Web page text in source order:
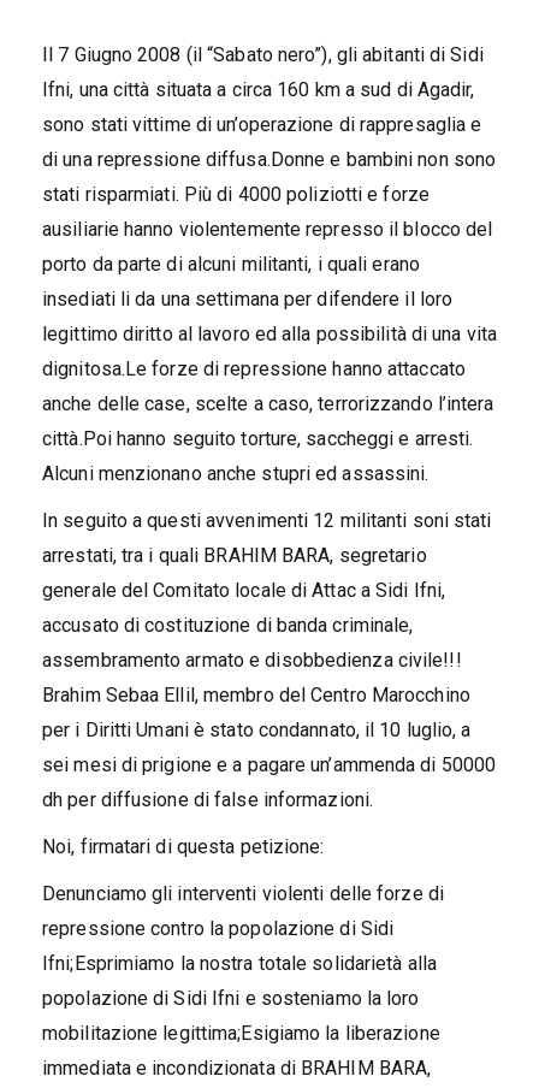
Il 7 Giugno 2008 (il “Sabato nero”), gli abitanti di Sidi
Ifni, una città situata a circa 160 km a sud di Agadir,
sono stati vittime di un’operazione di rappresaglia e
di una repressione diffusa.Donne e bambini non sono
stati risparmiati. Più di 4000 poliziotti e forze
ausiliarie hanno violentemente represso il blocco del
porto da parte di alcuni militanti, i quali erano
insediati li da una settimana per difendere il loro
legittimo diritto al lavoro ed alla possibilità di una vita
dignitosa.Le forze di repressione hanno attaccato
anche delle case, scelte a caso, terrorizzando l’intera
città.Poi hanno seguito torture, saccheggi e arresti.
Alcuni menzionano anche stupri ed assassini.
In seguito a questi avvenimenti 12 militanti soni stati
arrestati, tra i quali BRAHIM BARA, segretario
generale del Comitato locale di Attac a Sidi Ifni,
accusato di costituzione di banda criminale,
assembramento armato e disobbedienza civile!!!
Brahim Sebaa Ellil, membro del Centro Marocchino
per i Diritti Umani è stato condannato, il 10 luglio, a
sei mesi di prigione e a pagare un’ammenda di 50000
dh per diffusione di false informazioni.
Noi, firmatari di questa petizione:
Denunciamo gli interventi violenti delle forze di
repressione contro la popolazione di Sidi
Ifni;Esprimiamo la nostra totale solidarietà alla
popolazione di Sidi Ifni e sosteniamo la loro
mobilitazione legittima;Esigiamo la liberazione
immediata e incondizionata di BRAHIM BARA,